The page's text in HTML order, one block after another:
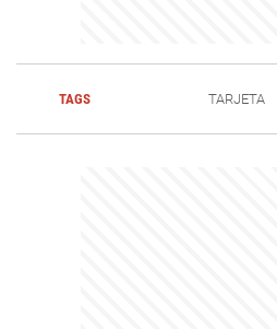
TAGS TARJETA